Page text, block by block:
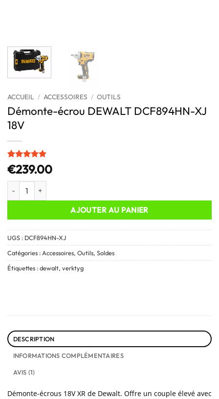
ACCUEIL / ACCESSOIRES / OUTILS
Démonte-écrou DEWALT DCF894HN-XJ
18V
Noté5sur
5 basé sur
1
notation
€239.00
quantité de Démonte-écrou DEWALT DCF894HN-XJ 18V
AJOUTER AU PANIER
UGS : DCF894HN-XJ
Catégories : Accessoires, Outils, Soldes
Étiquettes :dewalt, verktyg
DESCRIPTION
INFORMATIONS COMPLÉMENTAIRES
AVIS (1)
Démonte-écrous 18V XR de Dewalt. Offre un couple élevé avec